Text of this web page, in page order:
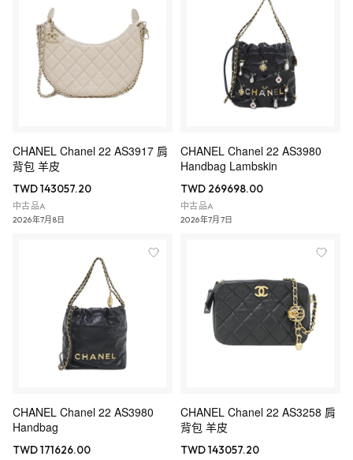
CHANEL Chanel 22 AS3917 肩
背包 羊皮
TWD 143057.20
中古品A
2026年7月8日
CHANEL Chanel 22 AS3980
Handbag Lambskin
TWD 269698.00
中古品A
2026年7月7日
CHANEL Chanel 22 AS3980
Handbag
TWD 171626.00
CHANEL Chanel 22 AS3258 肩
背包 羊皮
TWD 143057.20